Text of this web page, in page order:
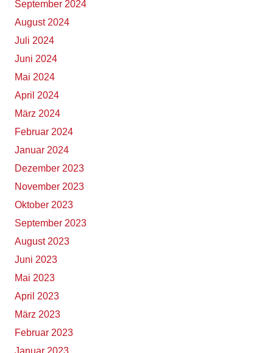
September 2024
August 2024
Juli 2024
Juni 2024
Mai 2024
April 2024
März 2024
Februar 2024
Januar 2024
Dezember 2023
November 2023
Oktober 2023
September 2023
August 2023
Juni 2023
Mai 2023
April 2023
März 2023
Februar 2023
Januar 2023